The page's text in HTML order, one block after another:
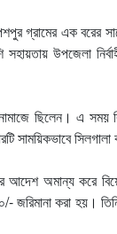
গ্রামের এক বরের
উপজেলা
ছিলেন। এ
সাময়িকভাবে
আদেশ অমান্য করে
জরিমানা করা হয়।